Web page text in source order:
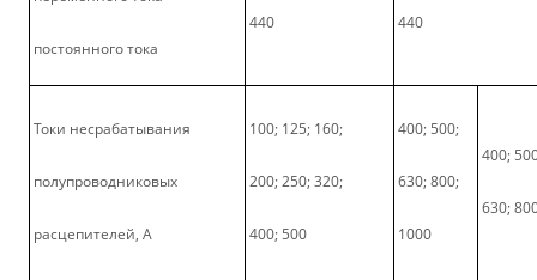
постоянного тока
440 440
Токи несрабатывания
полупроводниковых
расцепителей, А
100; 125; 160;
200; 250; 320;
400; 500
400; 500;
630; 800;
1000
400;
630;